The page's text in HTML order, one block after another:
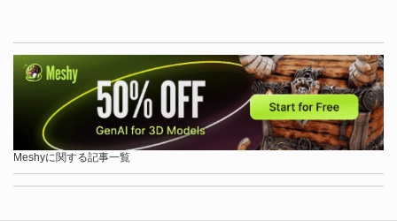
Meshyに関する記事一覧